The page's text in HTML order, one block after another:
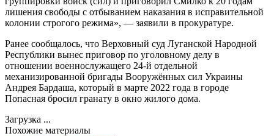
лишения свободы с отбыванием наказания в исправительной
колонии строгого режима», — заявили в прокуратуре.
Ранее сообщалось, что Верховный суд Луганской Народной
Республики вынес приговор по уголовному делу в
отношении военнослужащего 24-й отдельной
механизированной бригады Вооружённых сил Украины
Андрея Бардаша, который в марте 2022 года в городе
Попасная бросил гранату в окно жилого дома.
Загрузка ...
Похожие материалы